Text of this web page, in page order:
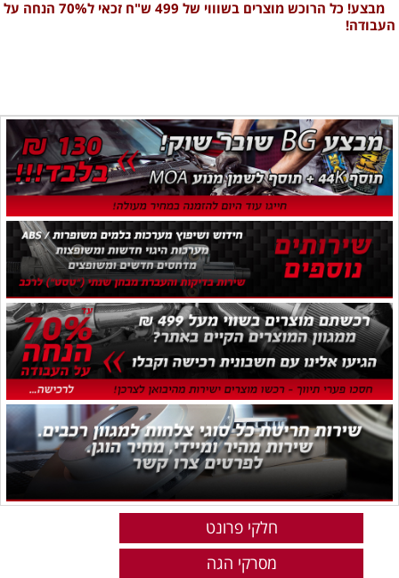
מבצע! כל הרוכש מוצרים בשוווי של 499 ש"ח זכאי ל70% הנחה על
העבודה!
חלקי פרונט
מסרקי הגה